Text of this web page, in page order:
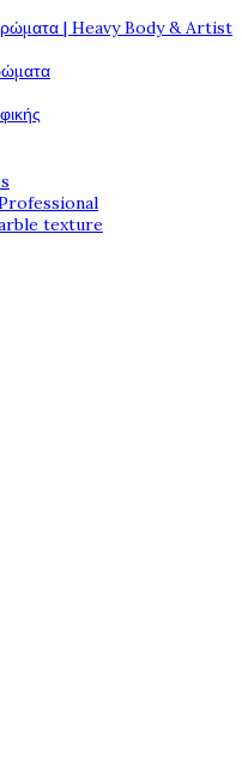
| Heavy Body & Artist
texture